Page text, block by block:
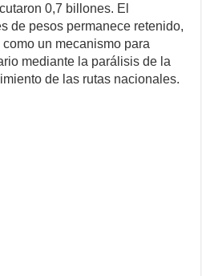
0,7 billones. El
de pesos permanece retenido,
un mecanismo para
mediante la parálisis de la
de las rutas nacionales.